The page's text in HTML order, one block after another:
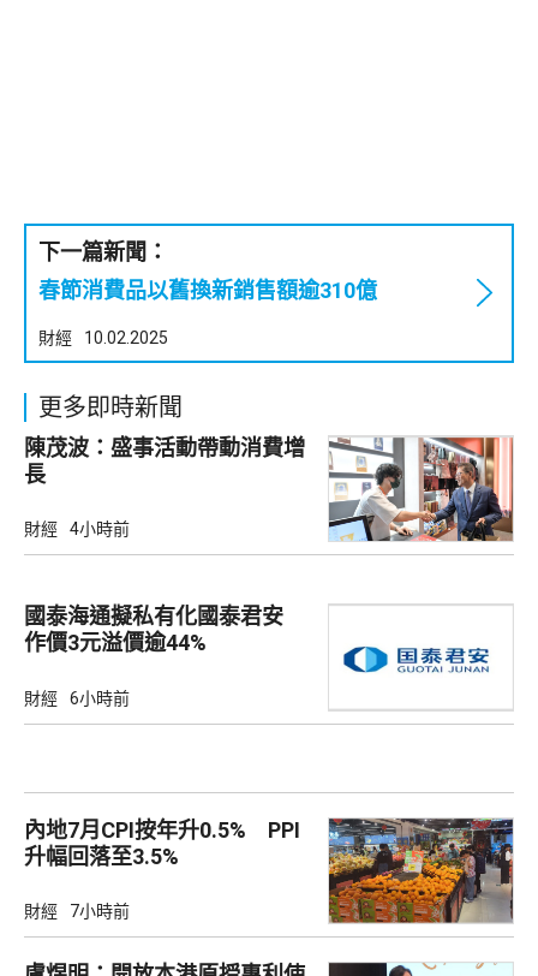
下一篇新聞：
春節消費品以舊換新銷售額逾310億
財經 10.02.2025
更多即時新聞
陳茂波：盛事活動帶動消費增
長
財經 4小時前
國泰海通擬私有化國泰君安
作價3元溢價逾44%
財經 6小時前
內地7月CPI按年升0.5% PPI
升幅回落至3.5%
財經 7小時前